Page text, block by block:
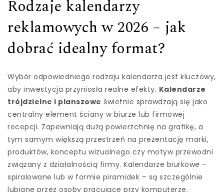
Rodzaje kalendarzy
reklamowych w 2026 – jak
dobrać idealny format?
Wybór odpowiedniego rodzaju kalendarza jest kluczowy,
aby inwestycja przyniosła realne efekty. Kalendarze
trójdzielne i planszowe świetnie sprawdzają się jako
centralny element ściany w biurze lub firmowej
recepcji. Zapewniają dużą powierzchnię na grafikę, a
tym samym większą przestrzeń na prezentację marki,
produktów, konceptu wizualnego czy motyw przewodni
związany z działalnością firmy. Kalendarze biurkowe –
spiralowane lub w formie piramidek – są szczególnie
lubiane przez osoby pracujące przy komputerze.